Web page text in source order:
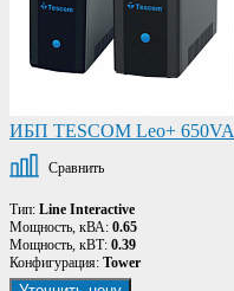
ИБП TESCOM Leo+ 650VA
Сравнить
Тип: Line Interactive
Мощность, кВА: 0.65
Мощность, кВТ: 0.39
Конфигурация: Tower